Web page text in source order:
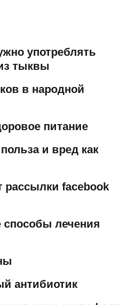
употреблять
тыквы
в народной
питание
и вред как
рассылки facebook
способы лечения
антибиотик